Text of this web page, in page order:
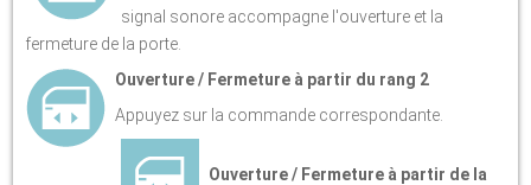
signal sonore accompagne l'ouverture et la
fermeture de la porte.
Ouverture / Fermeture à partir du rang 2
Appuyez sur la commande correspondante.
Ouverture / Fermeture à partir de la